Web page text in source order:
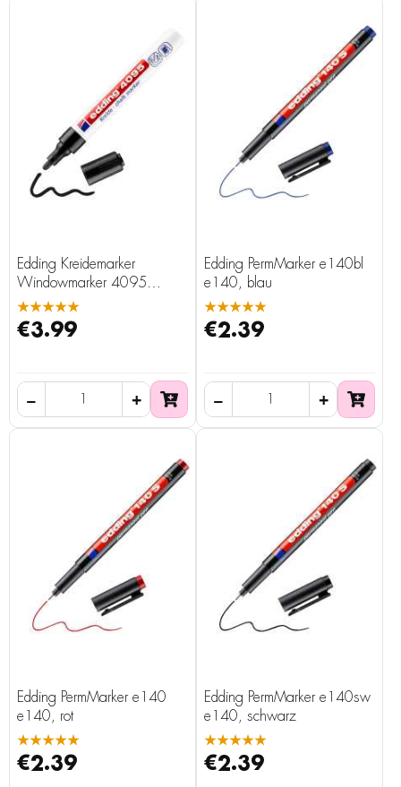
Edding Kreidemarker
Windowmarker 4095
schwarz
★★★★★
€3.99
Edding PermMarker e140bl
e140, blau
★★★★★
€2.39
Edding PermMarker e140
e140, rot
★★★★★
€2.39
Edding PermMarker e140sw
e140, schwarz
★★★★★
€2.39